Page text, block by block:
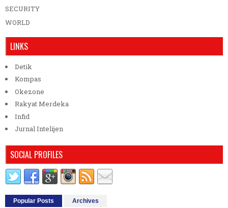
SECURITY
WORLD
LINKS
Detik
Kompas
Okezone
Rakyat Merdeka
Infid
Jurnal Intelijen
SOCIAL PROFILES
Popular Posts Archives